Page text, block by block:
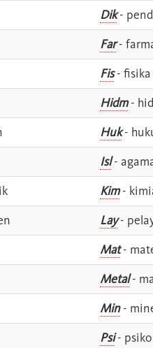
Dik-
Far-
Fis- fisika
Hidm-
Huk-
Isl-
Kim-
Lay-
Mat-
Metal-
Min-
Psi-